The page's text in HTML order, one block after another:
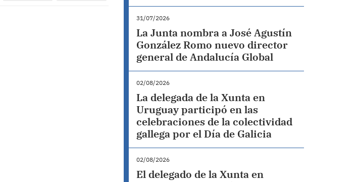
31/07/2026
La Junta nombra a José Agustín
González Romo nuevo director
general de Andalucía Global
02/08/2026
La delegada de la Xunta en
Uruguay participó en las
celebraciones de la colectividad
gallega por el Día de Galicia
02/08/2026
El delegado de la Xunta en